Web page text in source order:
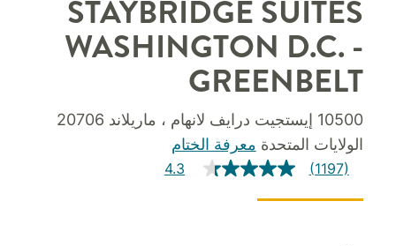
STAYBRIDGE SUITES
WASHINGTON D.C. -
GREENBELT
10500 إيستجيت درايف لانهام ، ماريلاند 20706
الولايات المتحدة معرفة الختام
4.3 (1197)